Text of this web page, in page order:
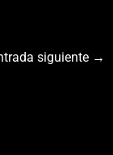
siguiente →